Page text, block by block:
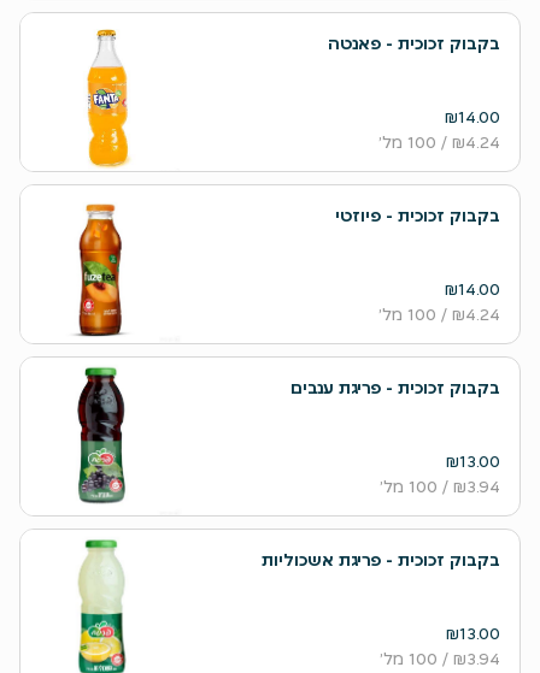
בקבוק זכוכית - פאנטה
₪14.00
₪4.24 / 100 מל׳
בקבוק זכוכית - פיוזטי
₪14.00
₪4.24 / 100 מל׳
בקבוק זכוכית - פריגת ענבים
₪13.00
₪3.94 / 100 מל׳
בקבוק זכוכית - פריגת אשכוליות
₪13.00
₪3.94 / 100 מל׳